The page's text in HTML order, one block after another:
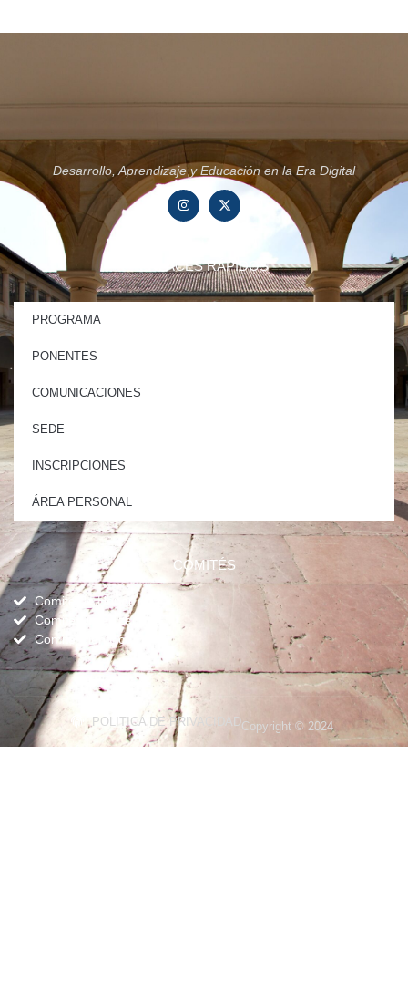
Desarrollo, Aprendizaje y Educación en la Era Digital
ENLACES RÁPIDOS
PROGRAMA
PONENTES
COMUNICACIONES
SEDE
INSCRIPCIONES
ÁREA PERSONAL
COMITÉS
Comite de Honor
Comite Organizador
Comite Cientifico
POLITICA DE PRIVACIDADCopyright © 2024